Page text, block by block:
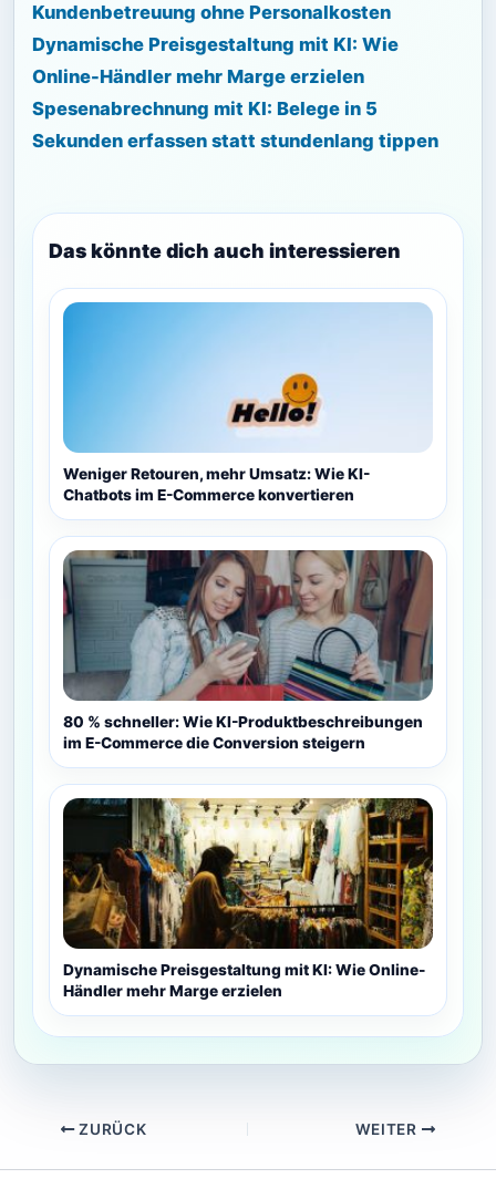
Kundenbetreuung ohne Personalkosten
Dynamische Preisgestaltung mit KI: Wie
Online-Händler mehr Marge erzielen
Spesenabrechnung mit KI: Belege in 5
Sekunden erfassen statt stundenlang tippen
Das könnte dich auch interessieren
Weniger Retouren, mehr Umsatz: Wie KI-
Chatbots im E-Commerce konvertieren
80 % schneller: Wie KI-Produktbeschreibungen
im E-Commerce die Conversion steigern
Dynamische Preisgestaltung mit KI: Wie Online-
Händler mehr Marge erzielen
ZURÜCK WEITER